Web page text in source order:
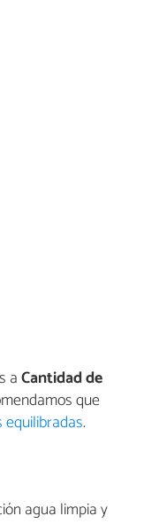
aCantidad de
que
equilibradas.
agua limpia y